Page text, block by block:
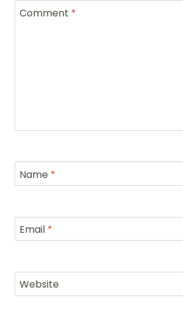
Comment *
Name *
Email *
Website